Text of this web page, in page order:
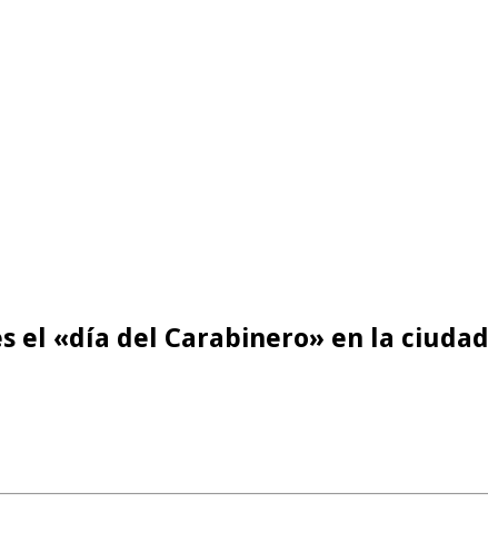
el «día del Carabinero» en la ciudad